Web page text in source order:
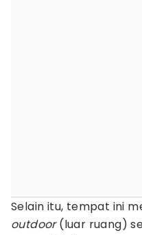
Selain itu, tempat ini
outdoor(luar ruang)